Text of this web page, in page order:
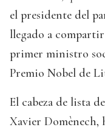
el presidente del
llegado a
primer ministro
Premio Nobel de
El cabeza de lista
Xavier Domènech,